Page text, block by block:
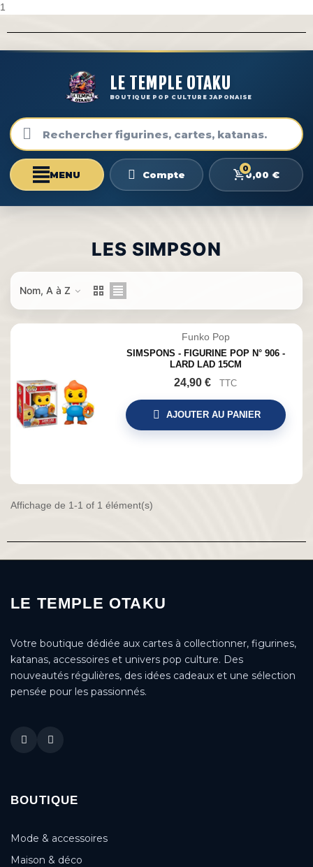
1
LE TEMPLE OTAKU
BOUTIQUE POP CULTURE JAPONAISE
Compte
0
0,00 €
LES SIMPSON
Nom, A à Z
Funko Pop
SIMSPONS - FIGURINE POP N° 906 -
LARD LAD 15CM
24,90 € TTC
AJOUTER AU PANIER
Affichage de 1-1 of 1 élément(s)
LE TEMPLE OTAKU
Votre boutique dédiée aux cartes à collectionner, figurines,
katanas, accessoires et univers pop culture. Des
nouveautés régulières, des idées cadeaux et une sélection
pensée pour les passionnés.
BOUTIQUE
Mode & accessoires
Maison & déco